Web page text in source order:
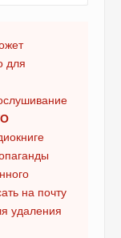
для
на почту
удаления